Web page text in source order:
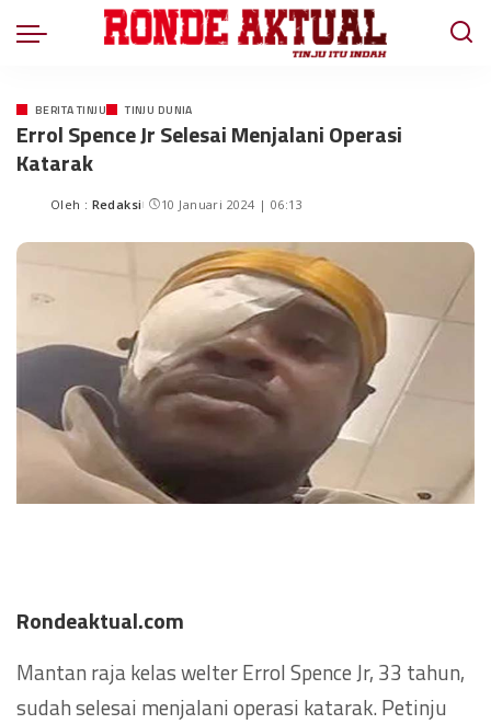
BERITA TINJU TINJU DUNIA
Errol Spence Jr Selesai Menjalani Operasi
Katarak
Oleh : Redaksi 10 Januari 2024 | 06:13
Rondeaktual.com
Mantan raja kelas welter Errol Spence Jr, 33 tahun,
sudah selesai menjalani operasi katarak. Petinju